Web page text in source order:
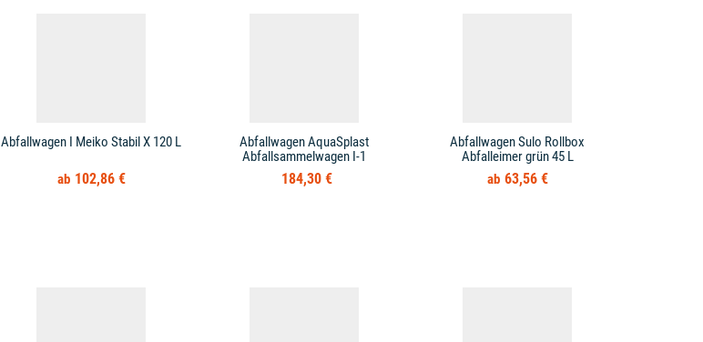
Abfallwagen I Meiko Stabil X 120 L
102,86 €
Abfallwagen AquaSplast
Abfallsammelwagen I-1
184,30 €
Abfallwagen Sulo Rollbox
Abfalleimer grün 45 L
63,56 €